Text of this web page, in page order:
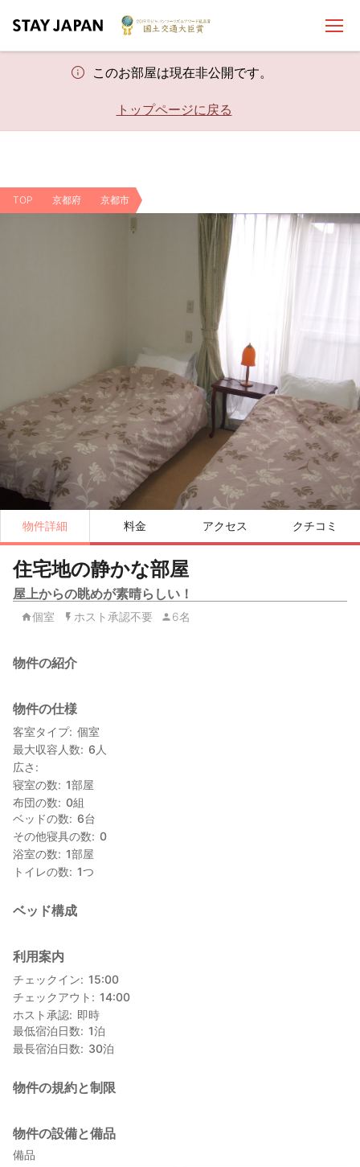
このお部屋は現在非公開です。
トップページに戻る
TOP 京都府 京都市
物件詳細 料金 アクセス クチコミ
住宅地の静かな部屋
屋上からの眺めが素晴らしい！
個室 ホスト承認不要 6名
物件の紹介
物件の仕様
客室タイプ 個室
最大収容人数
6 人
広さ
寝室の数
1部屋
布団の数
0組
ベッドの数
6台
その他寝具の数
0
浴室の数
1部屋
トイレの数
1つ
ベッド構成
利用案内
チェックイン
15:00
チェックアウト
14:00
ホスト承認
即時
最低宿泊日数
1泊
最長宿泊日数
30泊
物件の規約と制限
物件の設備と備品
備品